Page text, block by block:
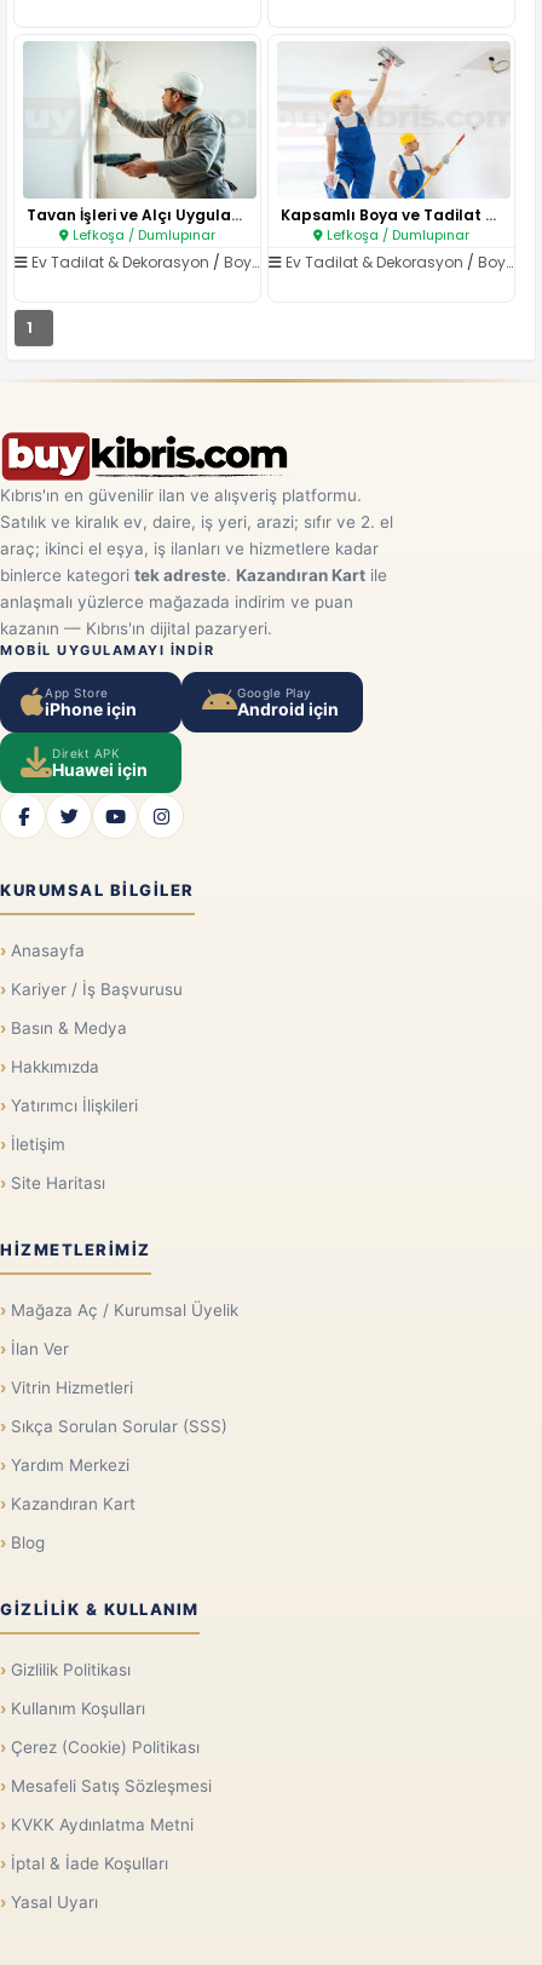
Tavan İşleri ve Alçı Uygulamal..
Lefkoşa / Dumlupınar
Ev Tadilat & Dekorasyon / Boya & Badana
Kapsamlı Boya ve Tadilat Hizme..
Lefkoşa / Dumlupınar
Ev Tadilat & Dekorasyon /Boya & Badana
1
Kıbrıs'ın en güvenilir ilan ve alışveriş platformu.
Satılık ve kiralık ev, daire, iş yeri, arazi; sıfır ve 2. el
araç; ikinci el eşya, iş ilanları ve hizmetlere kadar
binlerce kategori tek adreste. Kazandıran Kart ile
anlaşmalı yüzlerce mağazada indirim ve puan
kazanın — Kıbrıs'ın dijital pazaryeri.
MOBIL UYGULAMAYI INDIR
App Store
iPhone için
Google Play
Android için
Direkt APK
Huawei için
KURUMSAL BILGILER
Anasayfa
Kariyer / İş Başvurusu
Basın & Medya
Hakkımızda
Yatırımcı İlişkileri
İletişim
Site Haritası
HIZMETLERIMIZ
Mağaza Aç / Kurumsal Üyelik
İlan Ver
Vitrin Hizmetleri
Sıkça Sorulan Sorular (SSS)
Yardım Merkezi
Kazandıran Kart
Blog
GIZLILIK & KULLANIM
Gizlilik Politikası
Kullanım Koşulları
Çerez (Cookie) Politikası
Mesafeli Satış Sözleşmesi
KVKK Aydınlatma Metni
İptal & İade Koşulları
Yasal Uyarı